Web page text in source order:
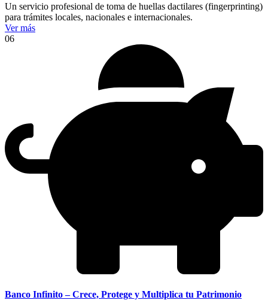
Un servicio profesional de toma de huellas dactilares (fingerprinting)
para trámites locales, nacionales e internacionales.
Ver más
06
Banco Infinito – Crece, Protege y Multiplica tu Patrimonio